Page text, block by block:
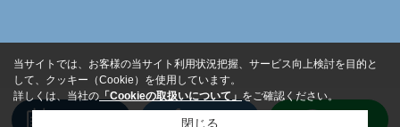
電話
当サイトでは、お客様の当サイト利用状況把握、サービス向上検討を目的と
して、クッキー（Cookie）を使用しています。
詳しくは、当社の 「Cookieの取扱いについて」 をご確認ください。
閉じる